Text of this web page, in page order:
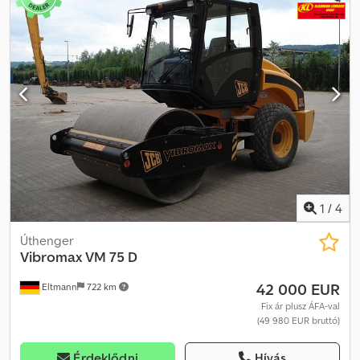
Frekvencia: 31 Hz - Amplitúdó: 2,4 mm - Automatikus motorleállítás
a gép megdöntése esetén - Hidrodinamikus fék - Zárható
burkolatok vandalizmus ellen
1 / 4
Eltmann 722 km
Úthenger
VibromaxVM 75 D
42 000 EUR
Fix ár plusz ÁFA-val
(49 980 EUR bruttó)